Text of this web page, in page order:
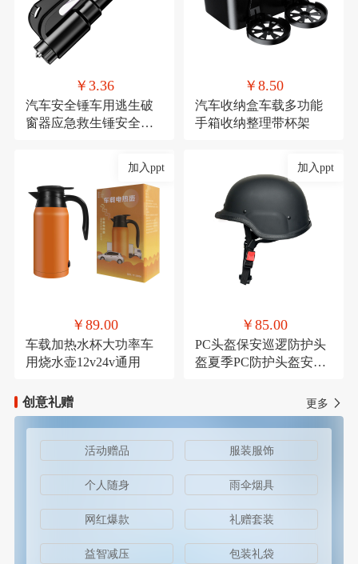
￥3.36
汽车安全锤车用逃生破
窗器应急救生锤安全带
￥8.50
汽车收纳盒车载多功能
手箱收纳整理带杯架
加入ppt
￥89.00
车载加热水杯大功率车
用烧水壶12v24v通用
加入ppt
￥85.00
PC头盔保安巡逻防护头
盔夏季PC防护头盔安保
创意礼赠
更多
活动赠品 服装服饰
个人随身 雨伞烟具
网红爆款 礼赠套装
益智减压 包装礼袋